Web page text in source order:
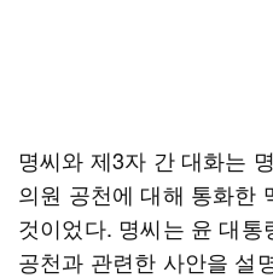
명씨와 제3자 간 대화는
의원 공천에 대해 통화한
것이었다. 명씨는 윤 대
공천과 관련한 사안을 설